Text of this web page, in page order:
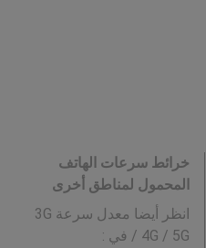
خرائط سرعات الهاتف
المحمول لمناطق أخرى
انظر أيضا معدل سرعة 3G
/ 4G / 5G في
: